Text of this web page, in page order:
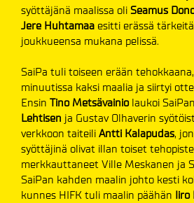
syöttäjänä maalissa oli Seamus
Jere Huhtamaa esitti erässä
joukkueensa mukana pelissä.
SaiPa tuli toiseen erään
minuutissa kaksi maalia ja siirtyi
Ensin Tino Metsävainiolaukoi
Lehtisen ja Gustav Olhaverin
verkkoon taiteili Antti Kalapudas,
syöttäjinä olivat illan toiset
merkkauttaneet Ville Meskanen ja
SaiPan kahden maalin johto kesti
kunnes HIFK tuli maalin päähän Iiro